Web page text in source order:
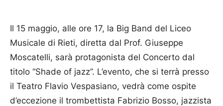
Il 15 maggio, alle ore 17, la Big Band del Liceo
Musicale di Rieti, diretta dal Prof. Giuseppe
Moscatelli, sarà protagonista del Concerto dal
titolo “Shade of jazz”. L’evento, che si terrà presso
il Teatro Flavio Vespasiano, vedrà come ospite
d’eccezione il trombettista Fabrizio Bosso, jazzista